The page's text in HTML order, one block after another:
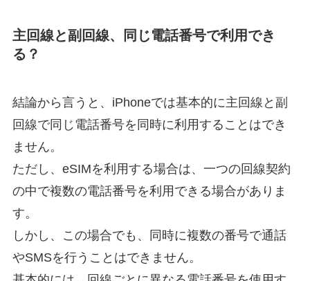
主回線と副回線、同じ電話番号で利用でき
る？
結論から言うと、iPhoneでは基本的に主回線と副
回線で同じ電話番号を同時に利用することはでき
ません。
ただし、eSIMを利用する場合は、一つの回線契約
の中で複数の電話番号を利用できる場合がありま
す。
しかし、この場合でも、同時に複数の番号で通話
やSMSを行うことはできません。